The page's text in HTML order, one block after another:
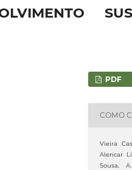
PDF
COMO
Vieira
Alencar
Sousa,